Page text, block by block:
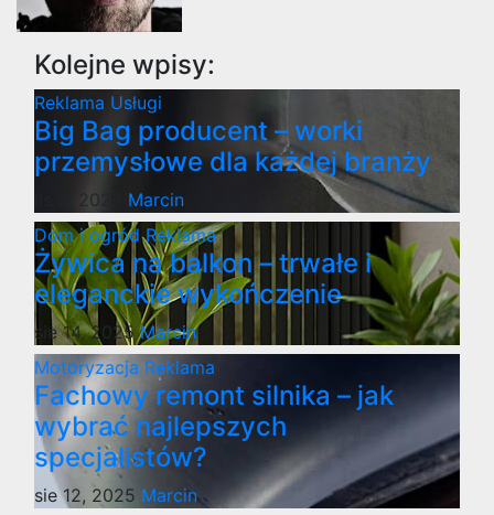
Kolejne wpisy:
Reklama Usługi
Big Bag producent – worki
przemysłowe dla każdej branży
lis 8, 2025 Marcin
Dom i ogródReklama
Żywica na balkon – trwałe i
eleganckie wykończenie
sie 14, 2025Marcin
Motoryzacja Reklama
Fachowy remont silnika – jak
wybrać najlepszych
specjalistów?
sie 12, 2025 Marcin